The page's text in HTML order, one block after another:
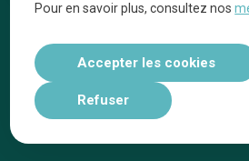
Tops 10
Pour en savoir plus, consultez nos
Accepter les cookies
Refuser